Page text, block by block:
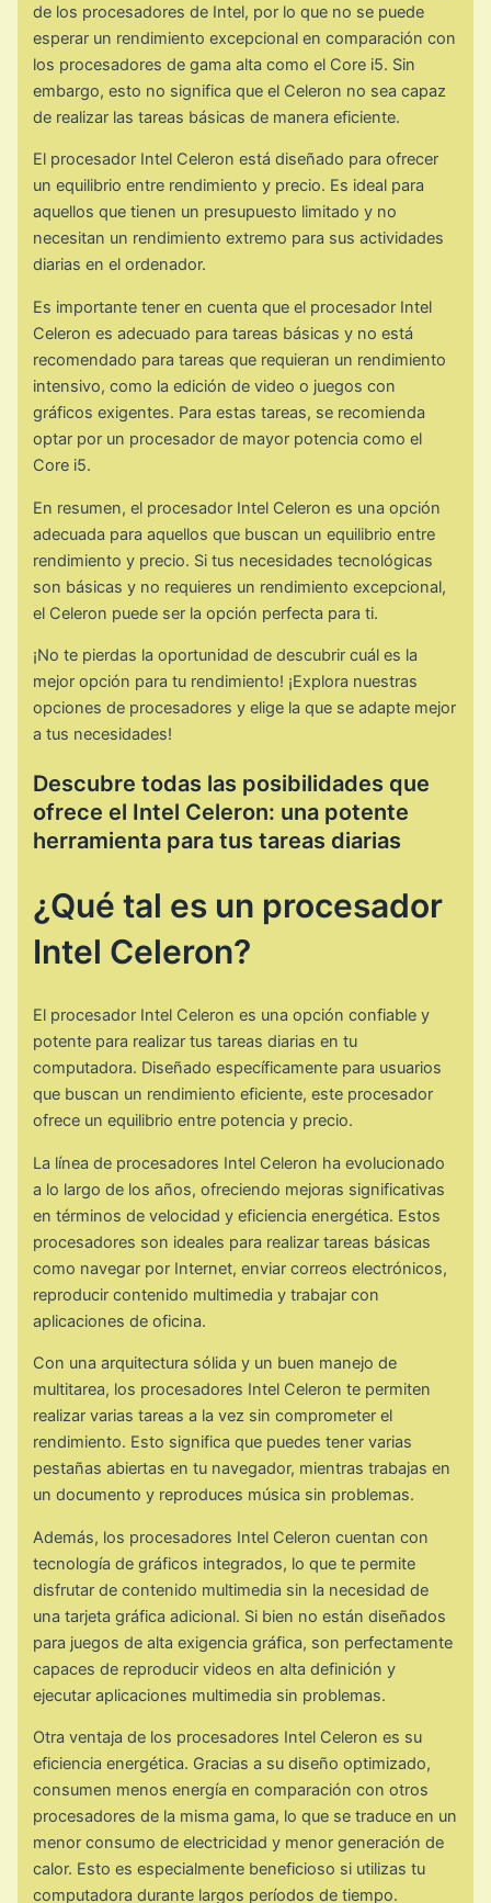
de los procesadores de Intel, por lo que no se puede
esperar un rendimiento excepcional en comparación con
los procesadores de gama alta como el Core i5. Sin
embargo, esto no significa que el Celeron no sea capaz
de realizar las tareas básicas de manera eficiente.
El procesador Intel Celeron está diseñado para ofrecer
un equilibrio entre rendimiento y precio. Es ideal para
aquellos que tienen un presupuesto limitado y no
necesitan un rendimiento extremo para sus actividades
diarias en el ordenador.
Es importante tener en cuenta que el procesador Intel
Celeron es adecuado para tareas básicas y no está
recomendado para tareas que requieran un rendimiento
intensivo, como la edición de video o juegos con
gráficos exigentes. Para estas tareas, se recomienda
optar por un procesador de mayor potencia como el
Core i5.
En resumen, el procesador Intel Celeron es una opción
adecuada para aquellos que buscan un equilibrio entre
rendimiento y precio. Si tus necesidades tecnológicas
son básicas y no requieres un rendimiento excepcional,
el Celeron puede ser la opción perfecta para ti.
¡No te pierdas la oportunidad de descubrir cuál es la
mejor opción para tu rendimiento! ¡Explora nuestras
opciones de procesadores y elige la que se adapte mejor
a tus necesidades!
Descubre todas las posibilidades que
ofrece el Intel Celeron: una potente
herramienta para tus tareas diarias
¿Qué tal es un procesador
Intel Celeron?
El procesador Intel Celeron es una opción confiable y
potente para realizar tus tareas diarias en tu
computadora. Diseñado específicamente para usuarios
que buscan un rendimiento eficiente, este procesador
ofrece un equilibrio entre potencia y precio.
La línea de procesadores Intel Celeron ha evolucionado
a lo largo de los años, ofreciendo mejoras significativas
en términos de velocidad y eficiencia energética. Estos
procesadores son ideales para realizar tareas básicas
como navegar por Internet, enviar correos electrónicos,
reproducir contenido multimedia y trabajar con
aplicaciones de oficina.
Con una arquitectura sólida y un buen manejo de
multitarea, los procesadores Intel Celeron te permiten
realizar varias tareas a la vez sin comprometer el
rendimiento. Esto significa que puedes tener varias
pestañas abiertas en tu navegador, mientras trabajas en
un documento y reproduces música sin problemas.
Además, los procesadores Intel Celeron cuentan con
tecnología de gráficos integrados, lo que te permite
disfrutar de contenido multimedia sin la necesidad de
una tarjeta gráfica adicional. Si bien no están diseñados
para juegos de alta exigencia gráfica, son perfectamente
capaces de reproducir videos en alta definición y
ejecutar aplicaciones multimedia sin problemas.
Otra ventaja de los procesadores Intel Celeron es su
eficiencia energética. Gracias a su diseño optimizado,
consumen menos energía en comparación con otros
procesadores de la misma gama, lo que se traduce en un
menor consumo de electricidad y menor generación de
calor. Esto es especialmente beneficioso si utilizas tu
computadora durante largos períodos de tiempo.